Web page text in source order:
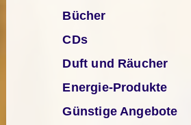
Bücher
CDs
Duft und Räucher
Energie-Produkte
Günstige Angebote